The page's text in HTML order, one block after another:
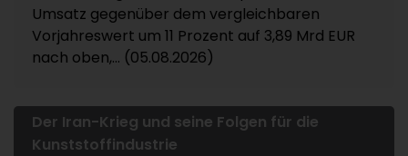
Umsatz gegenüber dem vergleichbaren
Vorjahreswert um 11 Prozent auf 3,89 Mrd EUR
nach oben,... (05.08.2026)
Der Iran-Krieg und seine Folgen für die
Kunststoffindustrie